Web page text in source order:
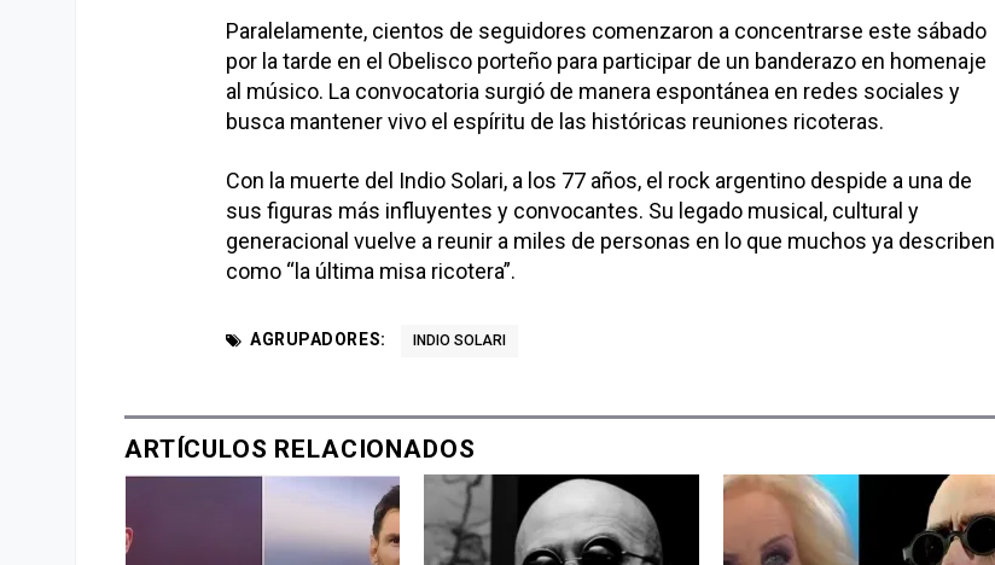
Paralelamente, cientos de seguidores comenzaron a concentrarse este sábado
por la tarde en el Obelisco porteño para participar de un banderazo en homenaje
al músico. La convocatoria surgió de manera espontánea en redes sociales y
busca mantener vivo el espíritu de las históricas reuniones ricoteras.
Con la muerte del Indio Solari, a los 77 años, el rock argentino despide a una de
sus figuras más influyentes y convocantes. Su legado musical, cultural y
generacional vuelve a reunir a miles de personas en lo que muchos ya describen
como “la última misa ricotera”.
AGRUPADORES: INDIO SOLARI
ARTÍCULOS RELACIONADOS